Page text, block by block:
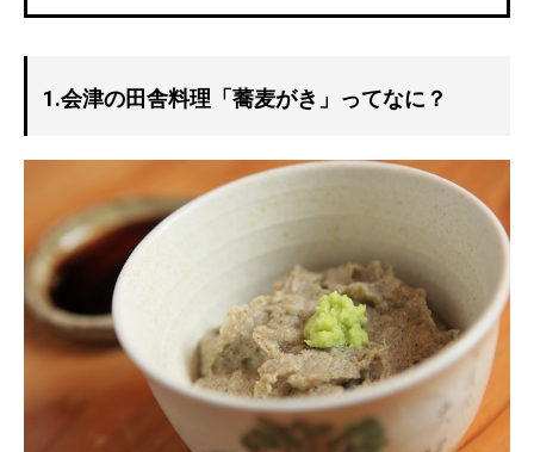
1.会津の田舎料理「蕎麦がき」ってなに？